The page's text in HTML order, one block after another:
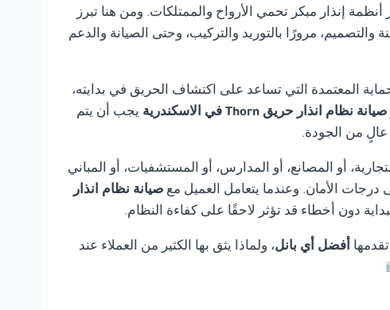
إنذار مبكر تحمي الأرواح والممتلكات. ومن هنا تبرز
مرورًا بالتوريد والتركيب، وحتى الصيانة والدعم
المعتمدة التي تساعد على اكتشاف الحريق في بدايته،
صيانة نظام انذار حريق Thorn في الاسكندرية
يجب أن يتم
عالٍ من الجودة.
أو المصانع، أو المدارس، أو المستشفيات، أو المباني
درجات الأمان. وعندما يتعامل العميل مع صيانة نظام انذار
دون أخطاء قد تؤثر لاحقًا على كفاءة النظام.
أفضل أي بانل، ولماذا يثق بها الكثير من العملاء عند